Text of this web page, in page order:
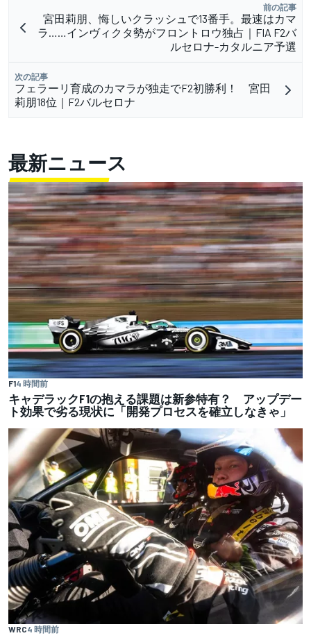
前の記事
宮田莉朋、悔しいクラッシュで13番手。最速はカマ
ラ……インヴィクタ勢がフロントロウ独占｜FIA F2バ
ルセロナ-カタルニア予選
次の記事
フェラーリ育成のカマラが独走でF2初勝利！ 宮田
莉朋18位｜F2バルセロナ
最新ニュース
F14 時間前
キャデラックF1の抱える課題は新参特有？ アップデー
ト効果で劣る現状に「開発プロセスを確立しなきゃ」
WRC4 時間前